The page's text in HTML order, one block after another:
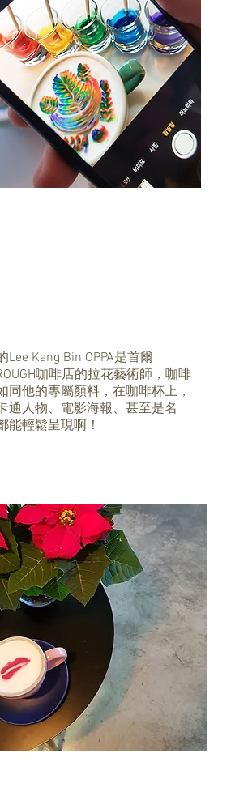
Lee Kang Bin OPPA是首爾
咖啡店的拉花藝術師，咖啡
同他的專屬顏料，在咖啡杯上，
通人物、電影海報、甚至是名
能輕鬆呈現啊！